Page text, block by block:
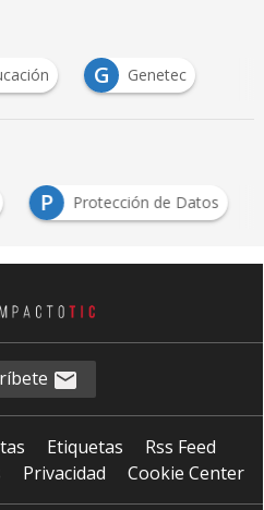
G Genetec
P Protección de Datos
Etiquetas
Rss Feed
Privacidad Cookie Center